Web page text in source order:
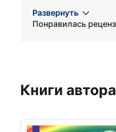
Развернуть
Понравилась
Книги автора